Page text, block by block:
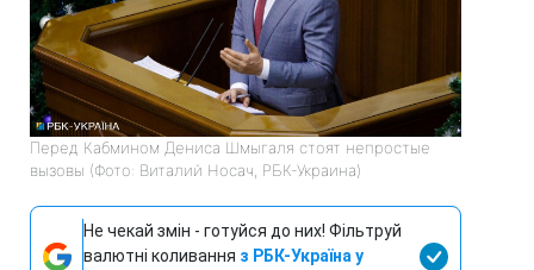
Перед Кабмином Дениса Шмыгаля стоят непростые
вызовы (Фото: Виталий Носач, РБК-Украина)
Не чекай змін - готуйся до них! Фільтруй
валютні коливання з РБК-Україна у